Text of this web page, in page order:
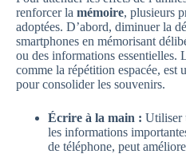
renforcer la mémoire, plusieurs
adoptées. D’abord, diminuer la
smartphones en mémorisant
ou des informations essentielles.
comme la répétition espacée, est
pour consolider les souvenirs.
Écrire à la main : Utiliser
les informations
de téléphone, peut